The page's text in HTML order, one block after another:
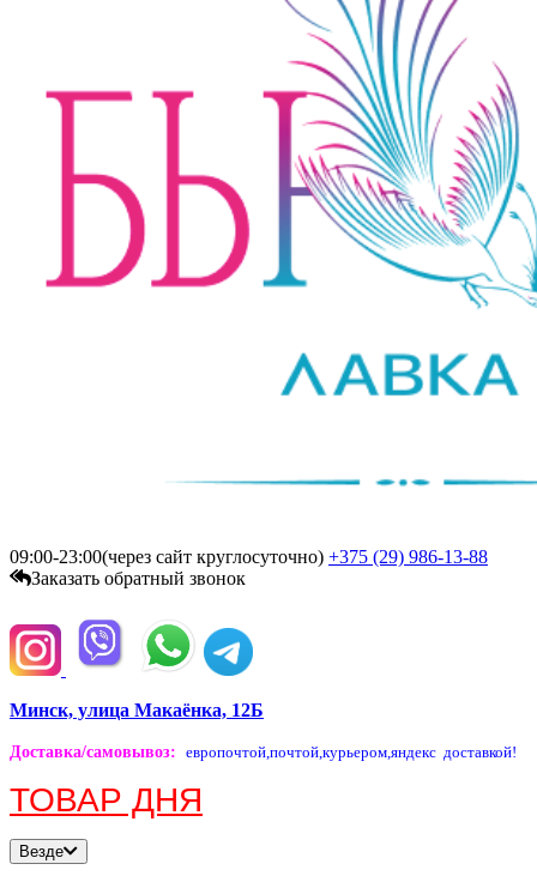
09:00-23:00(через сайт круглосуточно) +375 (29) 986-13-88
Заказать обратный звонок
Минск, улица Макаёнка, 12Б
Доставка/самовывоз: европочтой,почтой,курьером,яндекс доставкой!
ТОВАР ДНЯ
Везде